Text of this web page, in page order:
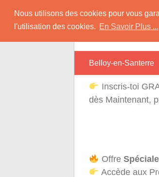
Nous utilisons des cookies pour vous
l'utilisation des cookies. En Savoir Plus ...
contentRencontrez Une
Belloy-en-Santerre
Inscris-toi
dès Maintenant,
Offre Spéciale
Accède aux